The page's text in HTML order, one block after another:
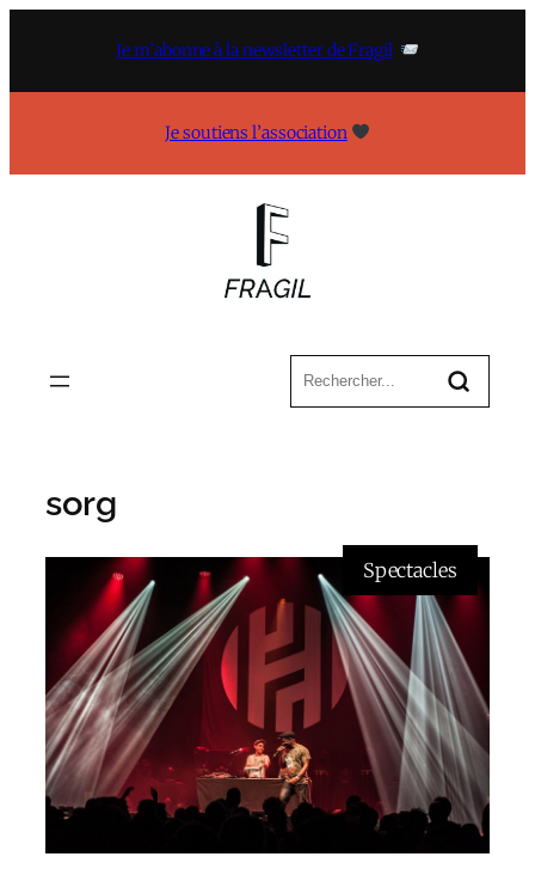
Je m’abonne à la newsletter de Fragil
Je soutiens l’association
sorg
Spectacles